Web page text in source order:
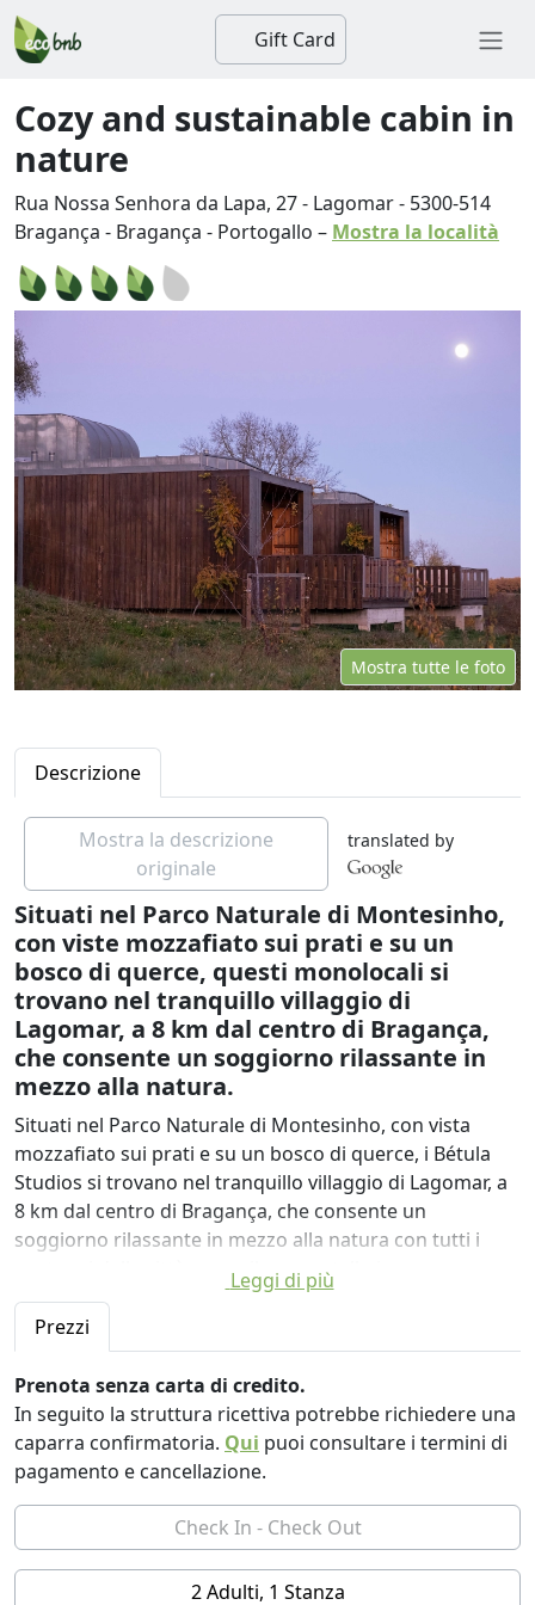
Gift Card
Cozy and sustainable cabin in
nature
Rua Nossa Senhora da Lapa, 27 - Lagomar- 5300-514
Bragança - Bragança - Portogallo – Mostra la località
Mostra tutte le foto
Descrizione
Mostra la descrizione
originale
translated by
Situati nel Parco Naturale di Montesinho,
con viste mozzafiato sui prati e su un
bosco di querce, questi monolocali si
trovano nel tranquillo villaggio di
Lagomar, a 8 km dal centro di Bragança,
che consente un soggiorno rilassante in
mezzo alla natura.
Situati nel Parco Naturale di Montesinho, con vista
mozzafiato sui prati e su un bosco di querce, i Bétula
Studios si trovano nel tranquillo villaggio di Lagomar, a
8 km dal centro di Bragança, che consente un
soggiorno rilassante in mezzo alla natura con tutti i
vantaggi della città, come il suo castello in
un'affascinante cittadella, diversi musei e un'ampia
varietà di ristoranti.
Ci sono 4 monolocali, ciascuno con una camera doppia,
WC, angolo cottura, soggiorno con divano letto e
balcone privato, con capacità massima per 3 adulti o 2
adulti + 3 bambini. Hanno tutte la stessa metratura: 32
mq di superficie interna + 15 mq di balcone esterno.
Due di queste sono dotate di forno a legna e soppalco,
amate da bambini e ragazzi.
L'angolo cottura è dotato di piano cottura a induzione,
Leggi di più
Prezzi
Prenota senza carta di credito.
In seguito la struttura ricettiva potrebbe richiedere una
caparra confirmatoria. Qui puoi consultare i termini di
pagamento e cancellazione.
2 Adulti, 1 Stanza